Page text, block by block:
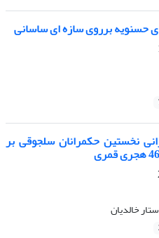
حسنویه برروی سازه ای ساسانی
نخستین حکمرانان سلجوقی بر
خالدیان